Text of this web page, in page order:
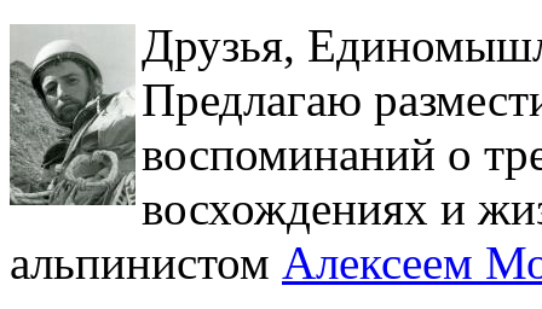
Друзья,
Предлагаю
воспоминаний о
восхождениях и
альпинистом Алексеем